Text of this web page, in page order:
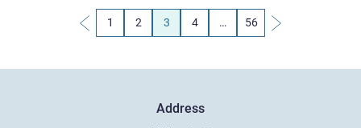
1 2 3 4 … 56
Address